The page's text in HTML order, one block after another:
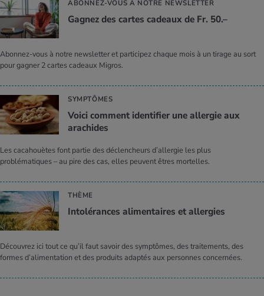
ABONNEZ-VOUS À NOTRE NEWSLETTER
Gagnez des cartes cadeaux de Fr. 50.–
Abonnez-vous à notre newsletter et participez chaque mois à un tirage au sort
pour gagner 2 cartes cadeaux Migros.
SYMPTÔMES
Voici comment identifier une allergie aux
arachides
Les cacahouètes font partie des déclencheurs d’allergie les plus
problématiques – au pire des cas, elles peuvent êtres mortelles.
THÈME
Intolérances alimentaires et allergies
Découvrez ici tout ce qu’il faut savoir des symptômes, des traitements, des
formes d’alimentation et des produits adaptés aux personnes concernées.